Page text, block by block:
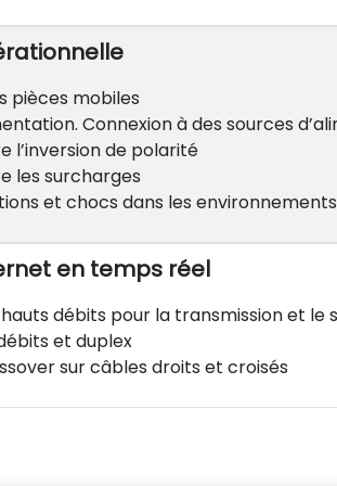
pièces mobiles
Connexion à des sources
l’inversion de polarité
les surcharges
et chocs dans les
en temps réel
débits pour la transmission et le
et duplex
sur câbles droits et croisés